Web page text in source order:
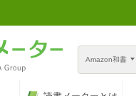
Amazon和書